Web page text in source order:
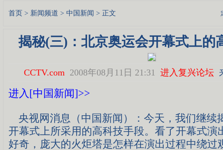
首页 > 新闻频道 > 中国新闻 > 正文
揭秘(三)：北京奥运会开幕式上的
CCTV.com 2008年08月11日 21:31 进入复兴论坛
进入[中国新闻]>>
央视网消息（中国新闻）：今天，我们继续
开幕式上所采用的高科技手段。看了开幕式演
好奇，庞大的火炬塔是怎样在演出过程中绕过